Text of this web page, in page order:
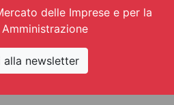
delle Imprese e per la
alla newsletter